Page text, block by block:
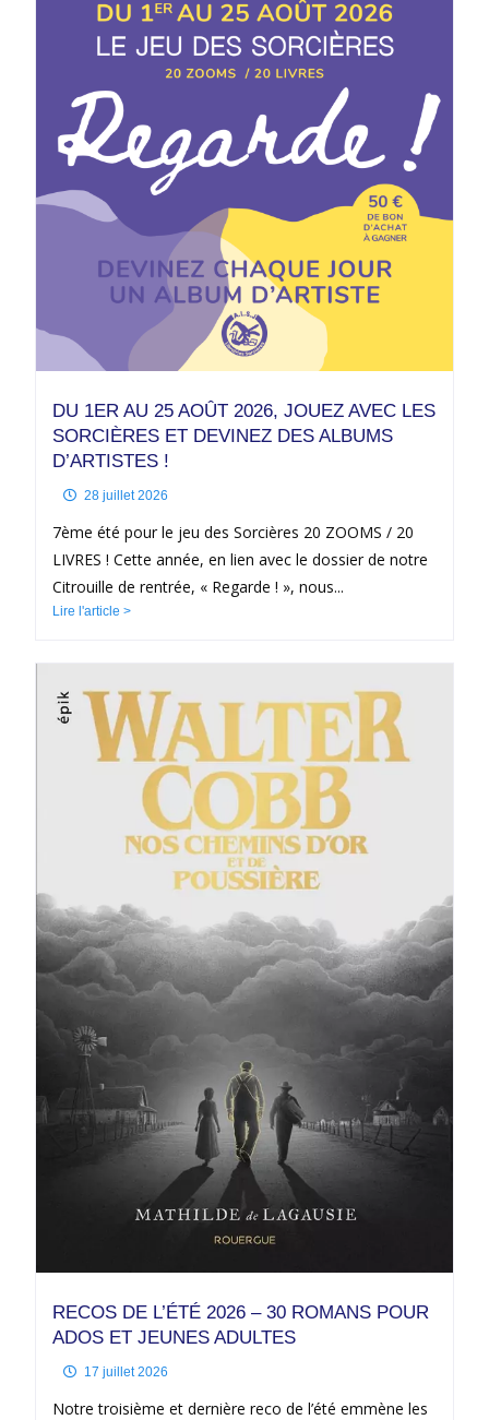
DU 1ER AU 25 AOÛT 2026, JOUEZ AVEC LES
SORCIÈRES ET DEVINEZ DES ALBUMS
D’ARTISTES !
28 juillet 2026
7ème été pour le jeu des Sorcières 20 ZOOMS / 20
LIVRES ! Cette année, en lien avec le dossier de notre
Citrouille de rentrée, « Regarde ! », nous...
Lire l'article >
RECOS DE L’ÉTÉ 2026 – 30 ROMANS POUR
ADOS ET JEUNES ADULTES
17 juillet 2026
Notre troisième et dernière reco de l’été emmène les